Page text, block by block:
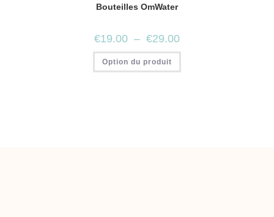
Bouteilles OmWater
€19.00 – €29.00
Option du produit